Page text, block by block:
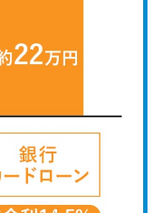
のポイント
ない…2ヵ月目に
険な理由と対